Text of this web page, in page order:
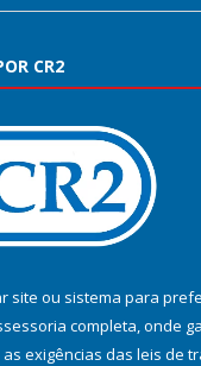
CR2
site ou sistema para
completa, onde
exigências das leis de